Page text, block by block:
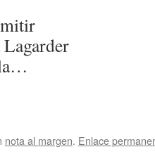
nota al margen. Enlace